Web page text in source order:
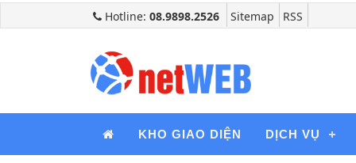
Hotline: 08.9898.2526 Sitemap RSS
KHO GIAO DIỆN DỊCH VỤ